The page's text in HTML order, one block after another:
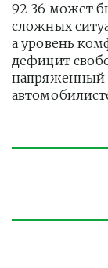
92-36 может
сложных
а уровень
дефицит
напряженный